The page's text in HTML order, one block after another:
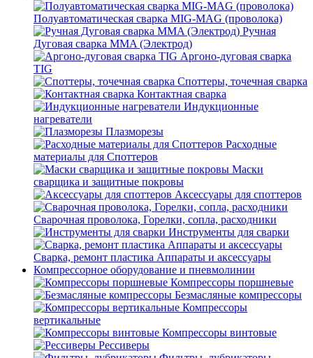
Полуавтоматическая сварка MIG-MAG (проволока)
Ручная
Дуговая сварка MMA (Электрод)
Аргоно-дуговая сварка
TIG
Споттеры, точечная сварка
Контактная сварка
Индукционные
нагреватели
Плазморезы
Расходные
материалы для Споттеров
Маски
сварщика и защитные покровы
Аксессуары для споттеров
Сварочная проволока, Горелки, сопла, расходники
Инструменты для сварки
Сварка, ремонт пластика Аппараты и аксессуары
Компрессорное оборудование и пневмолинии
Компрессоры поршневые
Безмасляные компрессоры
Компрессоры
вертикальные
Компрессоры винтовые
Рессиверы